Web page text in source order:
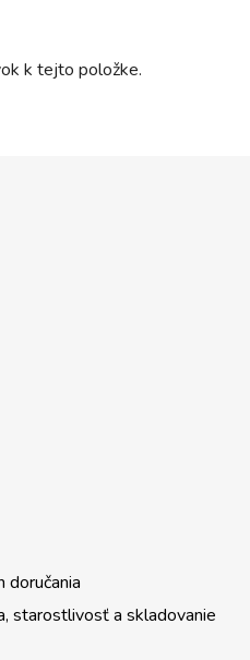
k tejto položke.
doručania
starostlivosť a skladovanie